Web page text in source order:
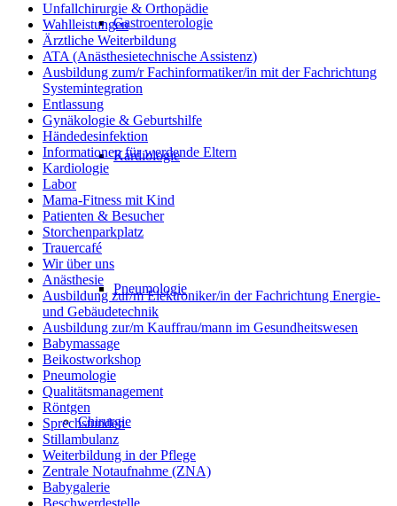
Gastroenterologie
Kardiologie
Pneumologie
Chirurgie
Unfallchirurgie & Orthopädie
Wahlleistungen
Ärztliche Weiterbildung
ATA (Anästhesietechnische Assistenz)
Ausbildung zum/r Fachinformatiker/in mit der Fachrichtung
Systemintegration
Entlassung
Gynäkologie & Geburtshilfe
Händedesinfektion
Informationen für werdende Eltern
Kardiologie
Labor
Mama-Fitness mit Kind
Patienten & Besucher
Storchenparkplatz
Trauercafé
Wir über uns
Anästhesie
Ausbildung zur/m Elektroniker/in der Fachrichtung Energie-
und Gebäudetechnik
Ausbildung zur/m Kauffrau/mann im Gesundheitswesen
Babymassage
Beikostworkshop
Pneumologie
Qualitätsmanagement
Röntgen
Sprechstunden
Stillambulanz
Weiterbildung in der Pflege
Zentrale Notaufnahme (ZNA)
Babygalerie